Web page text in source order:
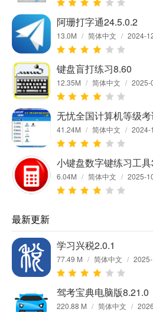
阿珊打字通24.5.0.2
13.0M / 简体中文 / 2024-
键盘盲打练习8.60
12.35M / 简体中文 / 2025-
41.24M / 简体中文 / 2024-
小键盘数字键练习工
6.04M / 简体中文 / 2025-
最新更新
学习兴税2.0.1
77.49 M / 简体中文 /
驾考宝典电脑版8.21.0
220.88 M / 简体中文 /